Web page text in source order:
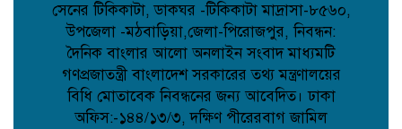
কুমিল্লায় সোহান হত্যা মামলায় বৃদ্ধের
যাবজ্জীবন, ছেলে খালাস;
পিরোজপুরে মাদকবিরোধী অভিযানে গাঁজাসহ
সেনের টিকিকাটা, ডাকঘর -টিকিকাটা মাদ্রাসা-৮৫৬০,
উপজেলা -মঠবাড়িয়া,জেলা-পিরোজপুর, নিবন্ধন:
দৈনিক বাংলার আলো অনলাইন সংবাদ মাধ্যমটি
গণপ্রজাতন্ত্রী বাংলাদেশ সরকারের তথ্য মন্ত্রণালয়ের
বিধি মোতাবেক নিবন্ধনের জন্য আবেদিত। ঢাকা
অফিস:-১৪৪/১৩/৩, দক্ষিণ পীরেরবাগ জামিল